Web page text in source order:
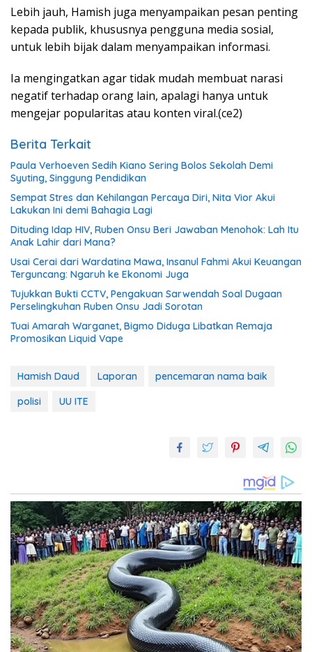
Lebih jauh, Hamish juga menyampaikan pesan penting
kepada publik, khususnya pengguna media sosial,
untuk lebih bijak dalam menyampaikan informasi.
Ia mengingatkan agar tidak mudah membuat narasi
negatif terhadap orang lain, apalagi hanya untuk
mengejar popularitas atau konten viral.(ce2)
Berita Terkait
Paula Verhoeven Sedih Kiano Sering Bolos Sekolah Demi
Syuting, Singgung Pendidikan
Sempat Stres dan Kehilangan Percaya Diri, Nita Vior Akui
Lakukan Ini demi Bahagia Lagi
Dituding Idap HIV, Ruben Onsu Beri Jawaban Menohok: Lah Itu
Anak Lahir dari Mana?
Usai Cerai dari Wardatina Mawa, Insanul Fahmi Akui Keuangan
Terguncang: Ngaruh ke Ekonomi Juga
Tujukkan Bukti CCTV, Pengakuan Sarwendah Soal Dugaan
Perselingkuhan Ruben Onsu Jadi Sorotan
Tuai Amarah Warganet, Bigmo Diduga Libatkan Remaja
Promosikan Liquid Vape
Hamish Daud Laporan
pencemaran nama baik
polisi
UU ITE